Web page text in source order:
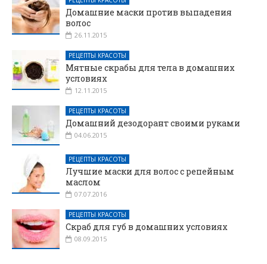
Домашние маски против выпадения
волос
26.11.2015
РЕЦЕПТЫ КРАСОТЫ
Мятные скрабы для тела в домашних
условиях
12.11.2015
РЕЦЕПТЫ КРАСОТЫ
Домашний дезодорант своими руками
04.06.2015
РЕЦЕПТЫ КРАСОТЫ
Лучшие маски для волос с репейным
маслом
07.07.2016
РЕЦЕПТЫ КРАСОТЫ
Скраб для губ в домашних условиях
08.09.2015